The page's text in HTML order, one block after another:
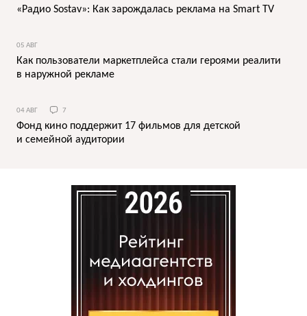
«Радио Sostav»: Как зарождалась реклама на Smart TV
05 АВГ
Как пользователи маркетплейса стали героями реалити
в наружной рекламе
04 АВГ 7
Фонд кино поддержит 17 фильмов для детской
и семейной аудитории